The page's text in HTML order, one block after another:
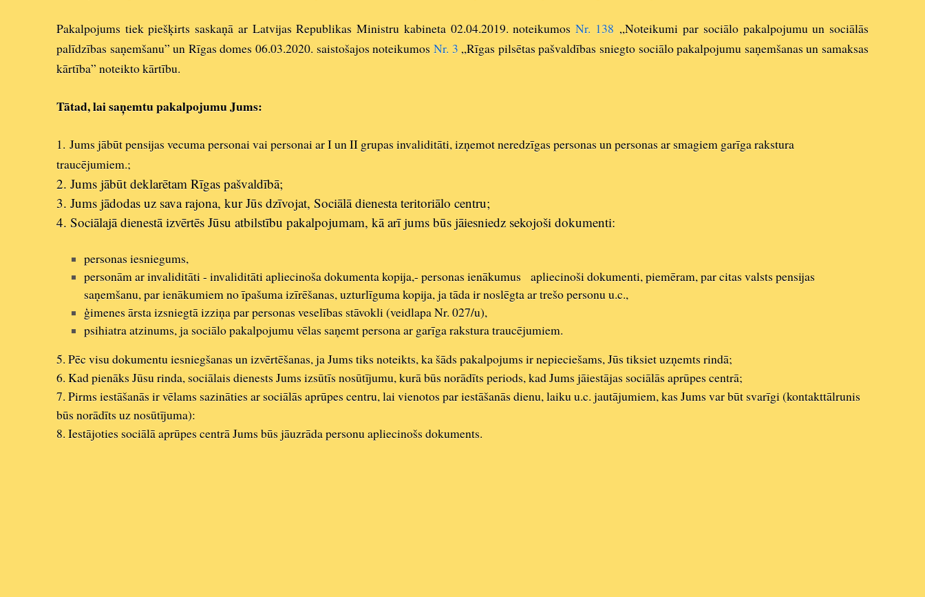
Pakalpojums tiek piešķirts saskaņā ar Latvijas Republikas Ministru kabineta 02.04.2019. noteikumos Nr. 138 „Noteikumi par sociālo pakalpojumu un sociālās
palīdzības saņemšanu” un Rīgas domes 06.03.2020. saistošajos noteikumos Nr. 3 „Rīgas pilsētas pašvaldības sniegto sociālo pakalpojumu saņemšanas un samaksas
kārtība” noteikto kārtību.
Tātad, lai saņemtu pakalpojumu Jums:
1. Jums jābūt pensijas vecuma personai vai personai ar I un II grupas invaliditāti, izņemot neredzīgas personas un personas ar smagiem garīga rakstura
traucējumiem.;
2. Jums jābūt deklarētam Rīgas pašvaldībā;
3. Jums jādodas uz sava rajona, kur Jūs dzīvojat, Sociālā dienesta teritoriālo centru;
4. Sociālajā dienestā izvērtēs Jūsu atbilstību pakalpojumam, kā arī jums būs jāiesniedz sekojoši dokumenti:
personas iesniegums,
personām ar invaliditāti - invaliditāti apliecinoša dokumenta kopija,- personas ienākumus apliecinoši dokumenti, piemēram, par citas valsts pensijas
saņemšanu, par ienākumiem no īpašuma izīrēšanas, uzturlīguma kopija, ja tāda ir noslēgta ar trešo personu u.c.,
ģimenes ārsta izsniegtā izziņa par personas veselības stāvokli (veidlapa Nr. 027/u),
psihiatra atzinums, ja sociālo pakalpojumu vēlas saņemt persona ar garīga rakstura traucējumiem.
5. Pēc visu dokumentu iesniegšanas un izvērtēšanas, ja Jums tiks noteikts, ka šāds pakalpojums ir nepieciešams, Jūs tiksiet uzņemts rindā;
6. Kad pienāks Jūsu rinda, sociālais dienests Jums izsūtīs nosūtījumu, kurā būs norādīts periods, kad Jums jāiestājas sociālās aprūpes centrā;
7. Pirms iestāšanās ir vēlams sazināties ar sociālās aprūpes centru, lai vienotos par iestāšanās dienu, laiku u.c. jautājumiem, kas Jums var būt svarīgi (kontakttālrunis
būs norādīts uz nosūtījuma):
8. Iestājoties sociālā aprūpes centrā Jums būs jāuzrāda personu apliecinošs dokuments.